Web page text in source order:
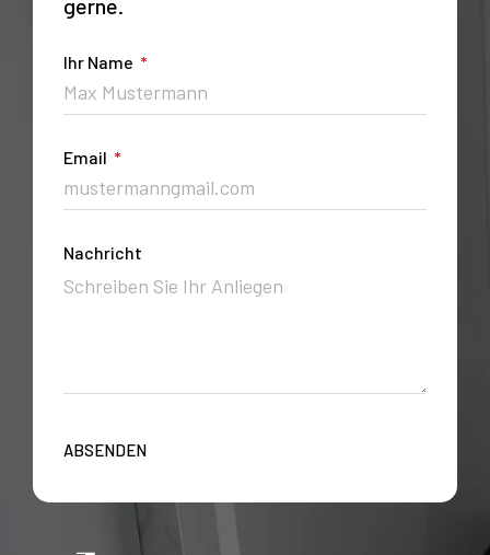
Ihr Name
Email
Nachricht
ABSENDEN